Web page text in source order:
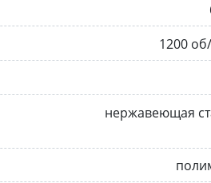
1200
нержавеющая